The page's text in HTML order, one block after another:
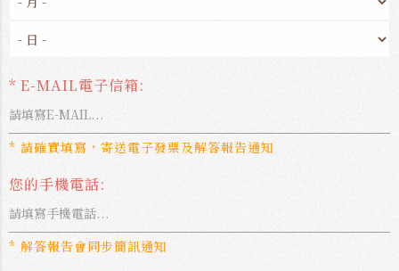
* E-MAIL電子信箱:
* 請確實填寫，寄送電子發票及解答報告通知
您的手機電話:
* 解答報告會同步簡訊通知